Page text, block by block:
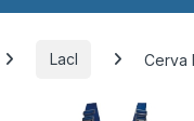
Lacl Cerva